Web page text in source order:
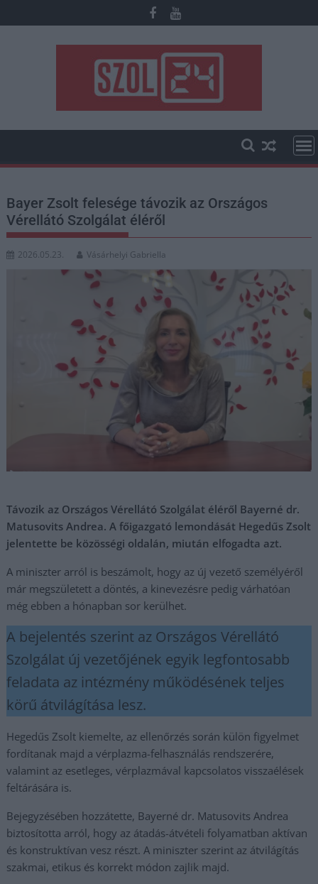
to
Bayer Zsolt felesége távozik az Országos
Vérellátó Szolgálat éléről
2026.05.23. Vásárhelyi Gabriella
Távozik az Országos Vérellátó Szolgálat éléről Bayerné dr.
Matusovits Andrea. A főigazgató lemondását Hegedűs Zsolt
jelentette be közösségi oldalán, miután elfogadta azt.
A miniszter arról is beszámolt, hogy az új vezető személyéről
már megszületett a döntés, a kinevezésre pedig várhatóan
még ebben a hónapban sor kerülhet.
A bejelentés szerint az Országos Vérellátó
Szolgálat új vezetőjének egyik legfontosabb
feladata az intézmény működésének teljes
körű átvilágítása lesz.
Hegedűs Zsolt kiemelte, az ellenőrzés során külön figyelmet
fordítanak majd a vérplazma-felhasználás rendszerére,
valamint az esetleges, vérplazmával kapcsolatos visszaélések
feltárására is.
Bejegyzésében hozzátette, Bayerné dr. Matusovits Andrea
biztosította arról, hogy az átadás-átvételi folyamatban aktívan
és konstruktívan vesz részt. A miniszter szerint az átvilágítás
szakmai, etikus és korrekt módon zajlik majd.